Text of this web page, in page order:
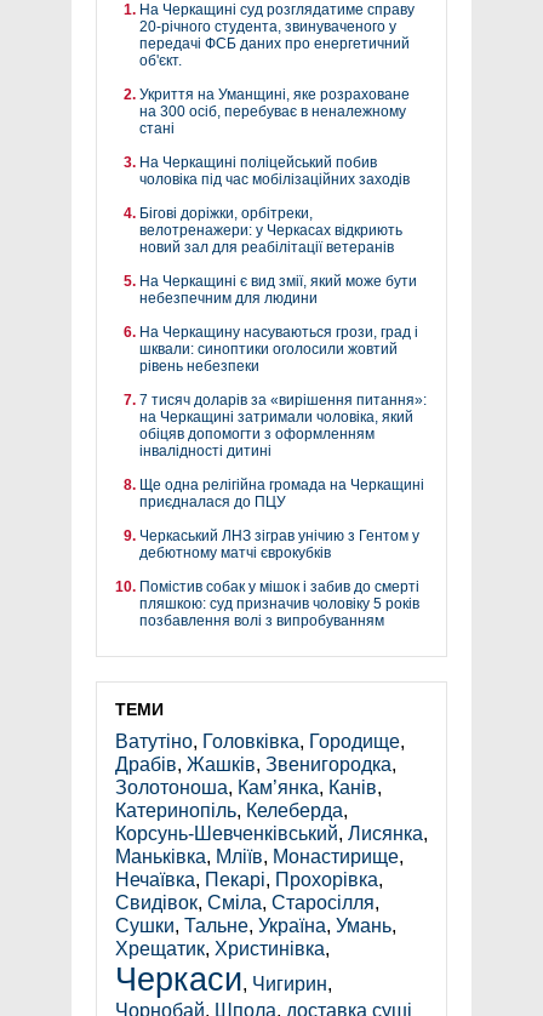
На Черкащині суд розглядатиме справу
20-річного студента, звинуваченого у
передачі ФСБ даних про енергетичний
об'єкт.
Укриття на Уманщині, яке розраховане
на 300 осіб, перебуває в неналежному
стані
На Черкащині поліцейський побив
чоловіка під час мобілізаційних заходів
Бігові доріжки, орбітреки,
велотренажери: у Черкасах відкриють
новий зал для реабілітації ветеранів
На Черкащині є вид змії, який може бути
небезпечним для людини
На Черкащину насуваються грози, град і
шквали: синоптики оголосили жовтий
рівень небезпеки
7 тисяч доларів за «вирішення питання»:
на Черкащині затримали чоловіка, який
обіцяв допомогти з оформленням
інвалідності дитині
Ще одна релігійна громада на Черкащині
приєдналася до ПЦУ
Черкаський ЛНЗ зіграв унічию з Гентом у
дебютному матчі єврокубків
Помістив собак у мішок і забив до смерті
пляшкою: суд призначив чоловіку 5 років
позбавлення волі з випробуванням
ТЕМИ
Ватутіно, Головківка, Городище,
Драбів, Жашків, Звенигородка,
Золотоноша, Кам’янка, Канів,
Катеринопіль, Келеберда,
Корсунь-Шевченківський, Лисянка,
Маньківка, Мліїв, Монастирище,
Нечаївка, Пекарі, Прохорівка,
Свидівок, Сміла, Старосілля,
Сушки, Тальне, Україна, Умань,
Хрещатик, Христинівка,
Черкаси, Чигирин,
Чорнобай, Шпола, доставка суші